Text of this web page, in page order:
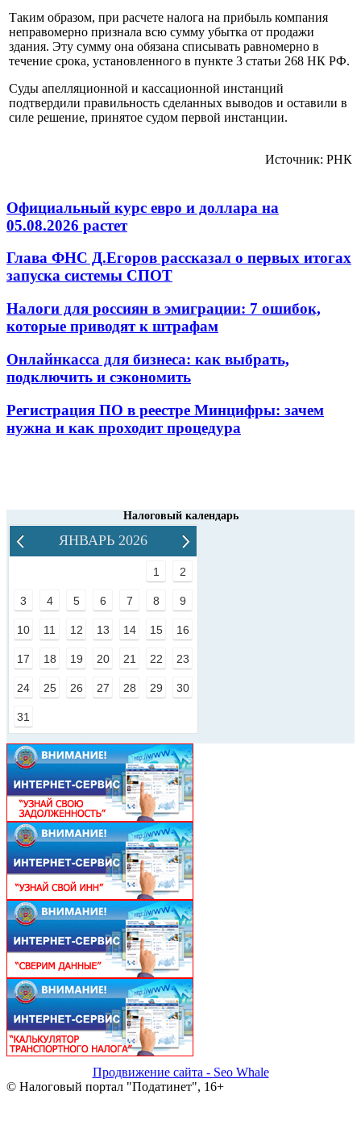
Таким образом, при расчете налога на прибыль компания
неправомерно признала всю сумму убытка от продажи
здания. Эту сумму она обязана списывать равномерно в
течение срока, установленного в пункте 3 статьи 268 НК РФ.
Суды апелляционной и кассационной инстанций
подтвердили правильность сделанных выводов и оставили в
силе решение, принятое судом первой инстанции.
Источник: РНК
Официальный курс евро и доллара на
05.08.2026 растет
Глава ФНС Д.Егоров рассказал о первых итогах
запуска системы СПОТ
Налоги для россиян в эмиграции: 7 ошибок,
которые приводят к штрафам
Онлайнкасса для бизнеса: как выбрать,
подключить и сэкономить
Регистрация ПО в реестре Минцифры: зачем
нужна и как проходит процедура
Налоговый календарь
ЯНВАРЬ 2026
1 2
3 4 5 6 7 8 9
10 11 12 13 14 15 16
17 18 19 20 21 22 23
24 25 26 27 28 29 30
31
Продвижение сайта - Seo Whale
© Налоговый портал "Податинет", 16+